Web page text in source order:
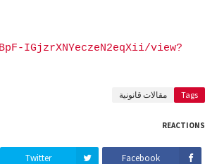
IGjzrXNYeczeN2eqXii/view?
Tags مقالات قانونية
REACTIONS
Facebook
Twitter